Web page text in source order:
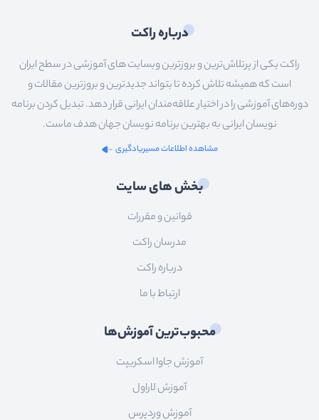
درباره راکت
راکت یکی از پرتلاش‌ترین و بروزترین وبسایت های آموزشی در سطح ایران
است که همیشه تلاش کرده تا بتواند جدیدترین و بروزترین مقالات و
دوره‌های آموزشی را در اختیار علاقه‌مندان ایرانی قرار دهد. تبدیل کردن برنامه
نویسان ایرانی به بهترین برنامه نویسان جهان هدف ماست.
مشاهده اطلاعات مسیریادگیری
بخش های سایت
قوانین و مقررات
مدرسان راکت
درباره راکت
ارتباط با ما
محبوب‌ترین آموزش‌ها
آموزش جاوا اسکریپت
آموزش لاراول
آموزش وردپرس